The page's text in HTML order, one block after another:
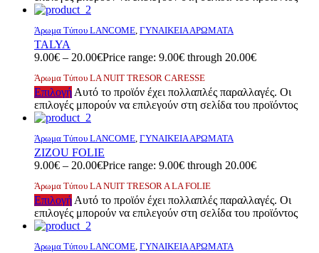
Άρωμα Τύπου LANCOME ΓΥΝΑΙΚΕΙΑ ΑΡΩΜΑΤΑ
TALYA
9.00€ – 20.00€Price range: 9.00€ through 20.00€
Άρωμα Τύπου LA NUIT TRESOR CARESSE
Επιλογή Αυτό το προϊόν έχει πολλαπλές παραλλαγές. Οι
επιλογές μπορούν να επιλεγούν στη σελίδα του προϊόντος
Άρωμα Τύπου LANCOME ΓΥΝΑΙΚΕΙΑ ΑΡΩΜΑΤΑ
ZIZOU FOLIE
9.00€ – 20.00€Price range: 9.00€ through 20.00€
Άρωμα Τύπου LA NUIT TRESOR A LA FOLIE
Επιλογή Αυτό το προϊόν έχει πολλαπλές παραλλαγές. Οι
επιλογές μπορούν να επιλεγούν στη σελίδα του προϊόντος
Άρωμα Τύπου LANCOME ΓΥΝΑΙΚΕΙΑ ΑΡΩΜΑΤΑ